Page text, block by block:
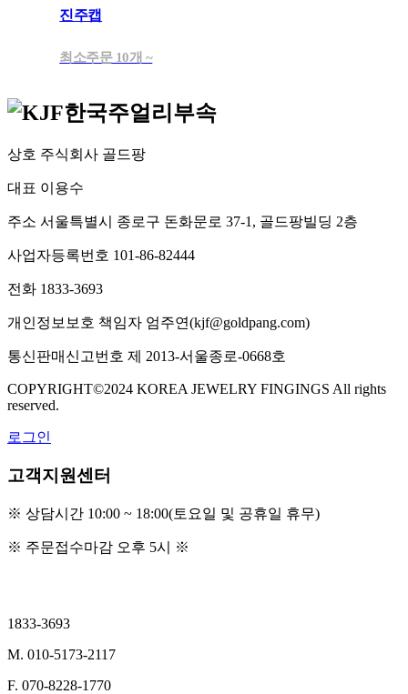
진주캡
최소주문 10개 ~
상호 주식회사 골드팡
대표 이용수
주소 서울특별시 종로구 돈화문로 37-1, 골드팡빌딩 2층
사업자등록번호 101-86-82444
전화 1833-3693
개인정보보호 책임자 엄주연(kjf@goldpang.com)
통신판매신고번호 제 2013-서울종로-0668호
COPYRIGHT©2024 KOREA JEWELRY FINGINGS All rights
reserved.
로그인
고객지원센터
※ 상담시간 10:00 ~ 18:00(토요일 및 공휴일 휴무)
※ 주문접수마감 오후 5시 ※
1833-3693
M. 010-5173-2117
F. 070-8228-1770